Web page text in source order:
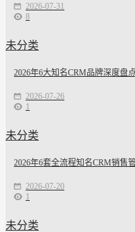
2026-07-31
8
未分类
2026年6大知名CRM品牌深度盘
2026-07-26
1
未分类
2026年6套全流程知名CRM销售
2026-07-20
1
未分类